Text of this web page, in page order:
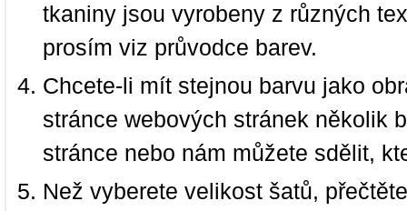
tkaniny jsou vyrobeny z různých
prosím viz průvodce barev.
Chcete-li mít stejnou barvu jako
stránce webových stránek několik
stránce nebo nám můžete sdělit,
Než vyberete velikost šatů,